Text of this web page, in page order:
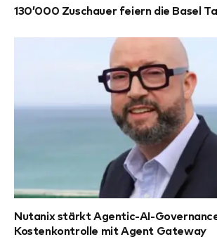
130’000 Zuschauer feiern die Basel
Nutanix stärkt Agentic-AI-
Kostenkontrolle mit Agent Gateway